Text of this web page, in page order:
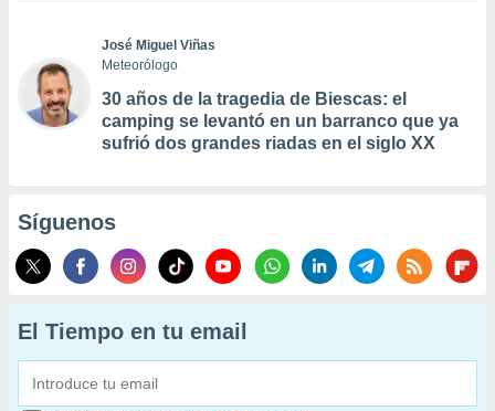
José Miguel Viñas
Meteorólogo
30 años de la tragedia de Biescas: el
camping se levantó en un barranco que ya
sufrió dos grandes riadas en el siglo XX
Síguenos
El Tiempo en tu email